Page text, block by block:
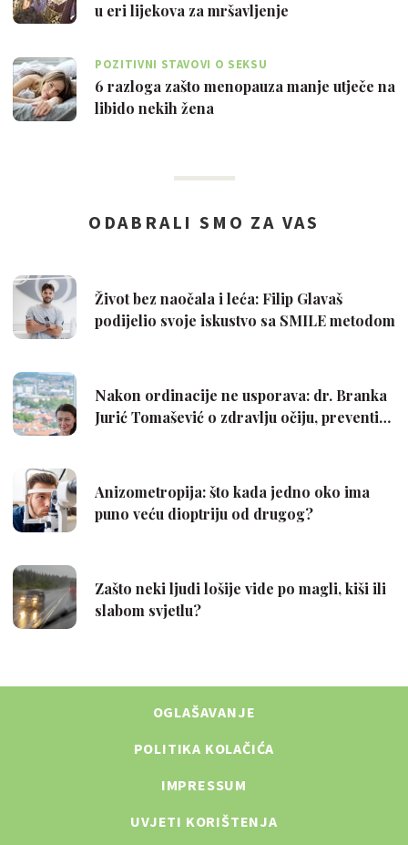
u eri lijekova za mršavljenje
POZITIVNI STAVOVI O SEKSU
6 razloga zašto menopauza manje utječe na
libido nekih žena
OGLAŠAVANJE
POLITIKA KOLAČIĆA
IMPRESSUM
UVJETI KORIŠTENJA